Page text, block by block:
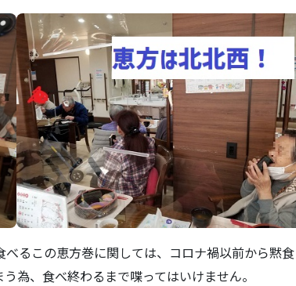
るこの恵方巻に関しては、コロナ禍以前から黙食
為、食べ終わるまで喋ってはいけません。